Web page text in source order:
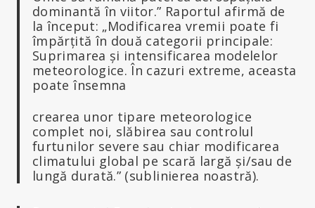
dominantă în viitor.” Raportul afirmă de
la început: „Modificarea vremii poate fi
împărțită în două categorii principale:
Suprimarea și intensificarea modelelor
meteorologice. În cazuri extreme, aceasta
poate însemna
crearea unor tipare meteorologice
complet noi, slăbirea sau controlul
furtunilor severe sau chiar modificarea
climatului global pe scară largă și/sau de
lungă durată.” (sublinierea noastră).